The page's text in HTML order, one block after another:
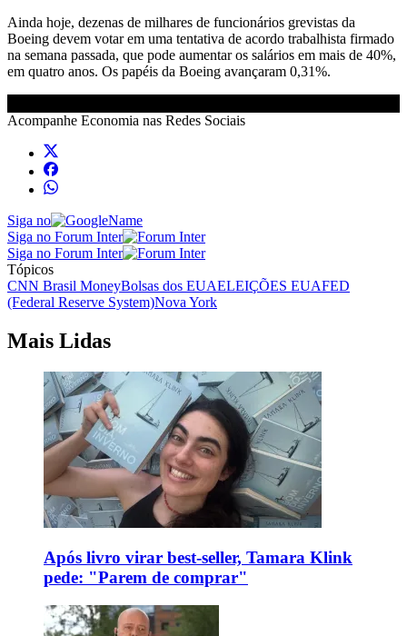
Ainda hoje, dezenas de milhares de funcionários grevistas da
Boeing devem votar em uma tentativa de acordo trabalhista firmado
na semana passada, que pode aumentar os salários em mais de 40%,
em quatro anos. Os papéis da Boeing avançaram 0,31%.
Acompanhe Economia nas Redes Sociais
Siga no
Siga no Forum Inter
Siga no Forum Inter
Tópicos
CNN Brasil MoneyBolsas dos EUAELEIÇÕES EUAFED
(Federal Reserve System)Nova York
Mais Lidas
Após livro virar best-seller, Tamara Klink
pede: "Parem de comprar"